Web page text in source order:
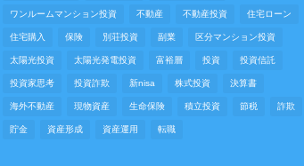
ワンルームマンション投資 不動産 不動産投資 住宅ローン
住宅購入 保険 別荘投資 副業 区分マンション投資
太陽光投資 太陽光発電投資 富裕層 投資 投資信託
投資家思考 投資詐欺 新nisa 株式投資 決算書
海外不動産 現物資産 生命保険 積立投資 節税 詐欺
貯金 資産形成 資産運用 転職